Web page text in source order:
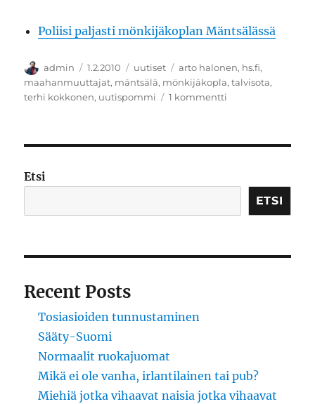
Poliisi paljasti mönkijäkoplan Mäntsälässä
Kirjoittaja
admin Julkaistu
1.2.2010 Kategoriat
uutiset Avainsanat
arto halonen, hs.fi,
maahanmuuttajat, mäntsälä, mönkijäkopla,talvisota,
terhi kokkonen, uutispommi 1 kommentti
Etsi
ETSI
Recent Posts
Tosiasioiden tunnustaminen
Sääty-Suomi
Normaalit ruokajuomat
Mikä ei ole vanha, irlantilainen tai pub?
Miehiä jotka vihaavat naisia jotka vihaavat